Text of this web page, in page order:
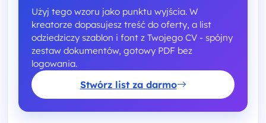
Użyj tego wzoru jako punktu wyjścia. W
kreatorze dopasujesz treść do oferty, a list
odziedziczy szablon i font z Twojego CV - spójny
zestaw dokumentów, gotowy PDF bez
logowania.
Stwórz list za darmo